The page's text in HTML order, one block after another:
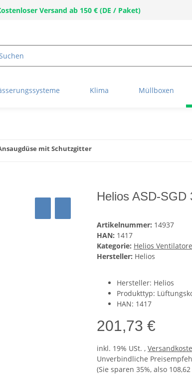
Versand ab 150 € (DE / Paket)
Klima Müllboxen
Ansaugdüse mit Schutzgitter
Helios ASD-SGD
Artikelnummer: 14937
HAN: 1417
Kategorie: Helios
Hersteller: Helios
Hersteller: Helios
Produkttyp:
HAN: 1417
201,73 €
inkl. 19% USt. ,
Unverbindliche
(Sie sparen 35%, also